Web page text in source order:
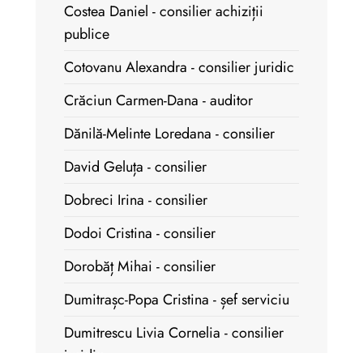
Costea Daniel - consilier achiziții
publice
Cotovanu Alexandra - consilier juridic
Crăciun Carmen-Dana - auditor
Dănilă-Melinte Loredana - consilier
David Geluța - consilier
Dobreci Irina - consilier
Dodoi Cristina - consilier
Dorobăț Mihai - consilier
Dumitrașc-Popa Cristina - șef serviciu
Dumitrescu Livia Cornelia - consilier